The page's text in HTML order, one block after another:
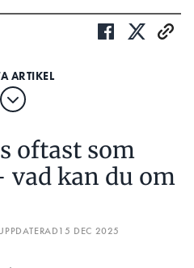
oftast som
kan du om
15 DEC 2025